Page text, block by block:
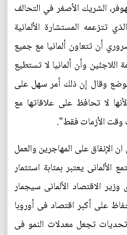
الشريك الأصغر في التحالف
تتزعمه المستشارة الألمانية
أن تتعاون ألمانيا مع جميع
اللاجئين وأن ألمانيا لا تستطيع
وقال إن ذلك أمر سهل على
لا تحافظ على علاقاتها مع
وقت الأزمات فقط".
الإنفاق على المهاجرين والعمل
يعتبر بمثابة استثمار
الاقتصاد الألمانى سيجمار
على أكبر اقتصاد فى أوروبا
تجعل معدلات النمو فى